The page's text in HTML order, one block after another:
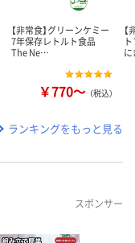
【非常食】グリーンケミー
7年保存レトルト食品
The Ne…
￥770～ （税込）
ランキングをもっと見る
スポンサー